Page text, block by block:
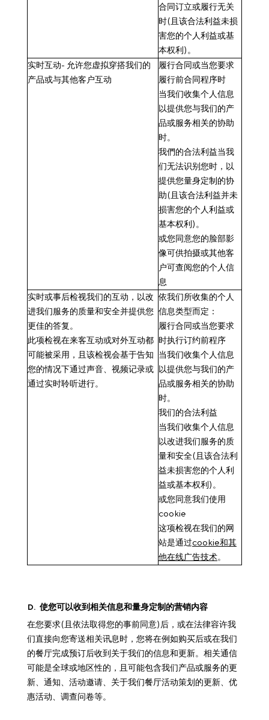
合同订立或履行无关
时(且该合法利益未损
害您的个人利益或基
本权利)。
实时互动- 允许您虚拟穿搭我们的
产品或与其他客户互动
履行合同或当您要求
履行前合同程序时
当我们收集个人信息
以提供您与我们的产
品或服务相关的协助
时。
我們的合法利益当我
们无法识别您时， 以
提供您量身定制的协
助(且该合法利益并未
损害您的个人利益或
基本权利)。
或您同意您的脸部影
像可供拍摄或其他客
户可查阅您的个人信
息
实时或事后检视我们的互动 ，以改
进我们服务的质量和安全并提供您
更佳的答复。
此项检视在来客互动或对外互动都
可能被采用，且该检视会基于告知
您的情况下通过声音、视频记录或
通过实时聆听进行。
依我们所收集的个人
信息类型而定：
履行合同或当您要求
时执行订约前程序
当我们收集个人信息
以提供您与我们的产
品或服务相关的协助
时。
我们的合法利益
当我们收集个人信息
以改进我们服务的质
量和安全(且该合法利
益未损害您的个人利
益或基本权利)。
或您同意我们使用
cookie
这项检视在我们的网
站是通过cookie和其
他在线广告技术。
D. 使您可以收到相关信息和量身定制的营销内容
在您要求(且依法取得您的事前同意)后，或在法律容许我
们直接向您寄送相关讯息时，您将在例如购买后或在我们
的餐厅完成预订后收到关于我们的信息和更新。相关通信
可能是全球或地区性的，且可能包含我们产品或服务的更
新、通知、活动邀请、关于我们餐厅活动策划的更新、优
惠活动、调查问卷等。